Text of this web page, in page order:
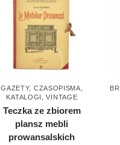
GAZETY, CZASOPISMA,
KATALOGI
,VINTAGE
Teczka ze zbiorem
plansz mebli
prowansalskich